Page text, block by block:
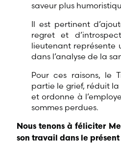
saveur plus
Il est pertinent
regret et
lieutenant représente
dans l’analyse de la
Pour ces raisons, le
partie le grief, réduit la
et ordonne à
sommes perdues.
Nous tenons à féliciter
son travail dans le présent